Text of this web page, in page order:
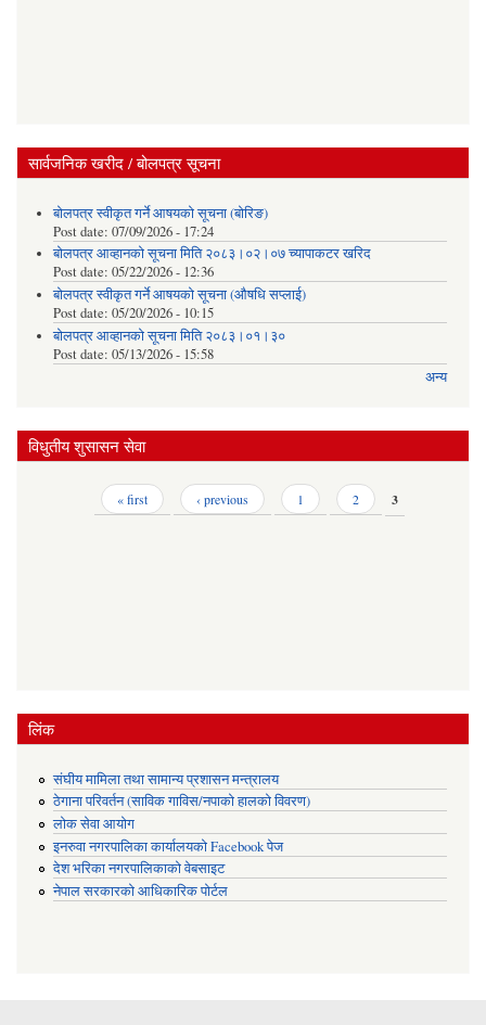
सार्वजनिक खरीद / बोलपत्र सूचना
बोलपत्र स्वीकृत गर्ने आषयको सूचना (बोरिङ)
Post date: 07/09/2026 - 17:24
बोलपत्र आव्हानको सूचना मिति २०८३।०२।०७ च्यापाकटर खरिद
Post date: 05/22/2026 - 12:36
बोलपत्र स्वीकृत गर्ने आषयको सूचना (औषधि सप्लाई)
Post date: 05/20/2026 - 10:15
बोलपत्र आव्हानको सूचना मिति २०८३।०१।३०
Post date: 05/13/2026 - 15:58
अन्य
विधुतीय शुसासन सेवा
« first ‹ previous 1 2 3
लिंक
संघीय मामिला तथा सामान्य प्रशासन मन्त्रालय
ठेगाना परिवर्तन (साविक गाविस/नपाको हालको विवरण)
लोक सेवा आयोग
इनरुवा नगरपालिका कार्यालयको Facebook पेज
देश भरिका नगरपालिकाको वेबसाइट
नेपाल सरकारको आधिकारिक पोर्टल